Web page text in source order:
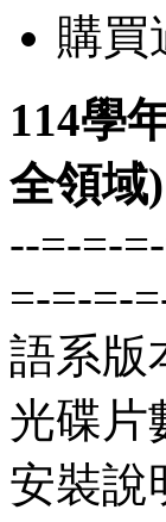
購買
114學
全領域
--=-=-
=-=-=-
語系版
光碟片
安裝說